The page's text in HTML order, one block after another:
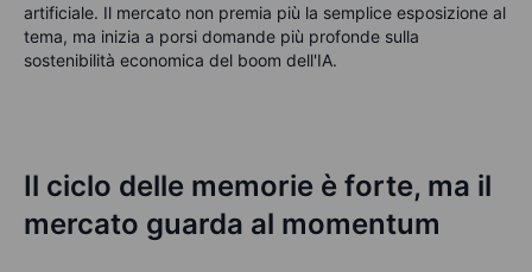
artificiale. Il mercato non premia più la semplice esposizione al
tema, ma inizia a porsi domande più profonde sulla
sostenibilità economica del boom dell'IA.
Il ciclo delle memorie è forte, ma il
mercato guarda al momentum